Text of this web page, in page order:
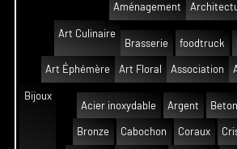
Aménagement
Art Culinaire
Brasserie
foodtruck
Art Éphémère Art Floral Association
Bijoux
Acier inoxydable
Argent Beton
Bronze Cabochon Coraux